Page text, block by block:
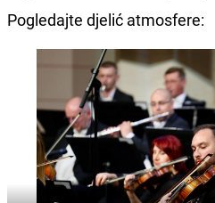
Pogledajte djelić atmosfere: